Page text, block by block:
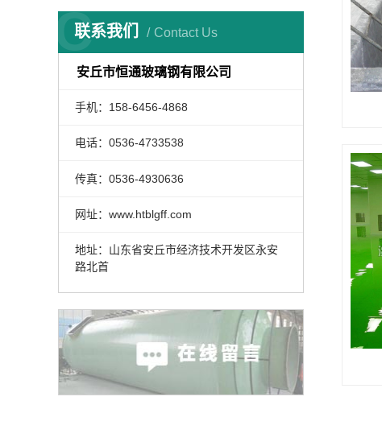
联系我们 Contact Us
C
安丘市恒通玻璃钢有限公司
手机：158-6456-4868
电话：0536-4733538
传真：0536-4930636
网址：www.htblgff.com
地址：山东省安丘市经济技术开发区永安
路北首